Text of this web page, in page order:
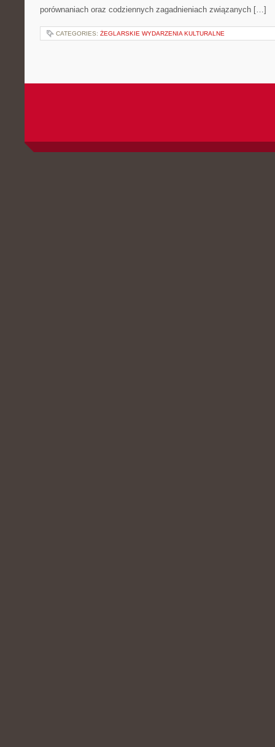
porównaniach oraz codziennych zagadnieniach związanych […]
CATEGORIES: ŻEGLARSKIE WYDARZENIA KULTURALNE